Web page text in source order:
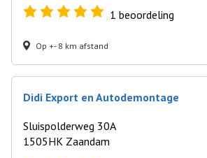
1 beoordeling
Op +- 8 km afstand
Didi Export en Autodemontage
Sluispolderweg 30A
1505HK Zaandam